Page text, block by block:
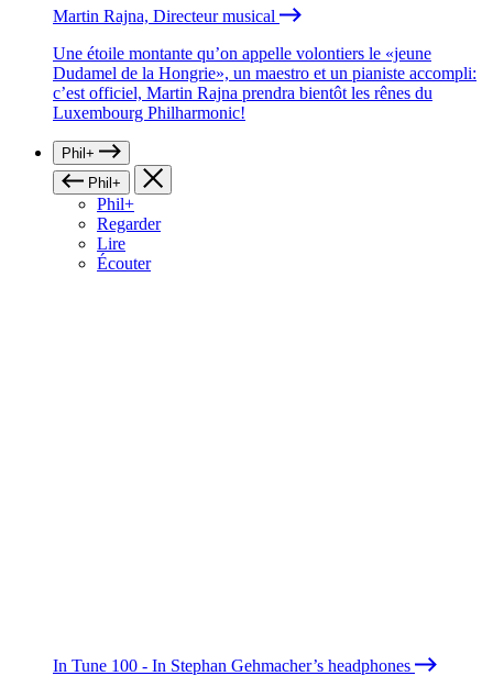
Martin Rajna, Directeur musical
Une étoile montante qu’on appelle volontiers le «jeune
Dudamel de la Hongrie», un maestro et un pianiste accompli:
c’est officiel, Martin Rajna prendra bientôt les rênes du
Luxembourg Philharmonic!
Phil+
Phil+
Phil+
Regarder
Lire
Écouter
In Tune 100 - In Stephan Gehmacher’s headphones